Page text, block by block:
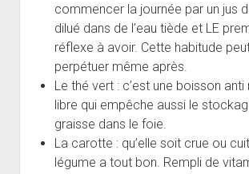
commencer la journée par un jus
dilué dans de l’eau tiède et LE
réflexe à avoir. Cette habitude
perpétuer même après.
Le thé vert : c’est une boisson anti
libre qui empêche aussi le
graisse dans le foie.
La carotte : qu’elle soit crue ou
légume a tout bon. Rempli de